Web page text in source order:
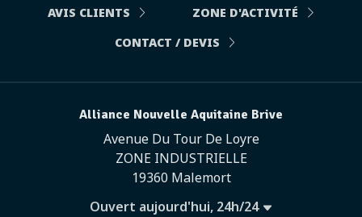
AVIS CLIENTS
ZONE D'ACTIVITÉ
CONTACT / DEVIS
Alliance Nouvelle Aquitaine Brive
Avenue Du Tour De Loyre
ZONE INDUSTRIELLE
19360 Malemort
Ouvert aujourd'hui, 24h/24